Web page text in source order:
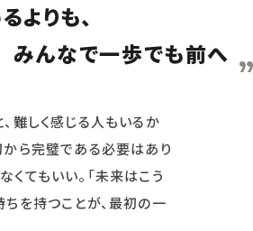
よりも、
みんなで一歩でも前へ
難しく感じる人もいるか
から完璧である必要はあり
てもいい。「未来はこう
ちを持つことが、最初の一